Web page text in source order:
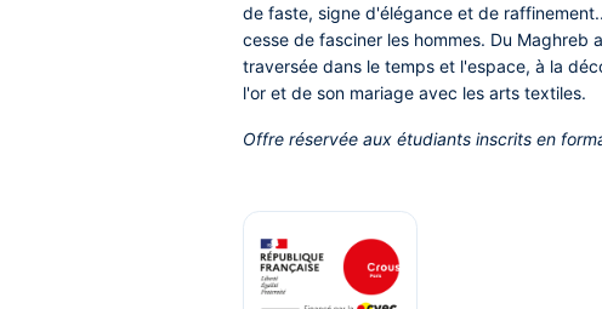
de faste, signe d'élégance et de
cesse de fasciner les hommes. Du
traversée dans le temps et l'espace, à la
l'or et de son mariage avec les arts textiles.
Offre réservée aux étudiants inscrits en